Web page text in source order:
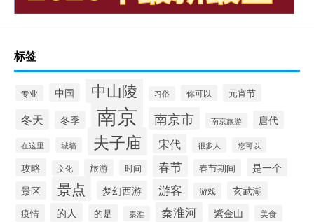
标签
专业 中国 中山陵 习俗 你可以 元宵节
冬天 冬季 南京 南京市 南京旅游 唐代
在这里 城墙 夫子庙 宋代 很多人 您可以
攻略 文化 旅游 时间 春节 春节期间
是一个
景区
景点 梦幻西游 游客 游戏 玄武湖
疫情 的人 的是 秦淮 秦淮河 紫金山 美食